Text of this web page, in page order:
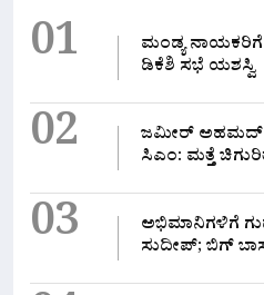
01
ಮಂಡ್ಯ
ಡಿಕೆಶಿ ಸಭೆ ಯಶಸ್ವಿ
02
ಜಮೀರ್ ಅಹಮದ್
ಸಿಎಂ: ಮತ್ತೆ
03
ಅಭಿಮಾನಿಗಳಿಗೆ
ಸುದೀಪ್; ಬಿಗ್